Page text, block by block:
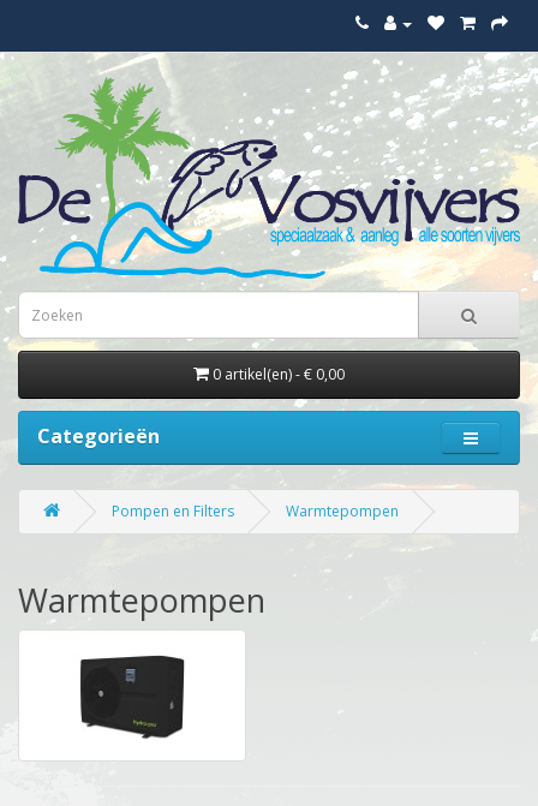
0 artikel(en) - € 0,00
Categorieën
Pompen en Filters Warmtepompen
Warmtepompen